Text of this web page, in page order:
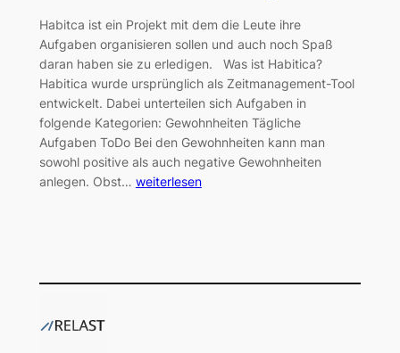
Habitca ist ein Projekt mit dem die Leute ihre
Aufgaben organisieren sollen und auch noch Spaß
daran haben sie zu erledigen. Was ist Habitica?
Habitica wurde ursprünglich als Zeitmanagement-Tool
entwickelt. Dabei unterteilen sich Aufgaben in
folgende Kategorien: Gewohnheiten Tägliche
Aufgaben ToDo Bei den Gewohnheiten kann man
sowohl positive als auch negative Gewohnheiten
anlegen. Obst… weiterlesen